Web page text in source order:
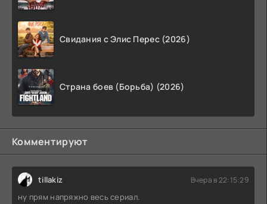
Свидания с Элис Перес (2026)
Страна боев (Борьба) (2026)
Комментируют
tillakiz Вчера в 22:15:29
ну прям напряжно весь сериал.